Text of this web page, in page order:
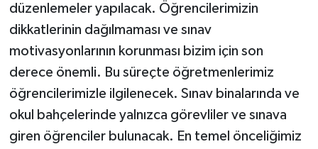
düzenlemeler yapılacak. Öğrencilerimizin
dikkatlerinin dağılmaması ve sınav
motivasyonlarının korunması bizim için son
derece önemli. Bu süreçte öğretmenlerimiz
öğrencilerimizle ilgilenecek. Sınav binalarında ve
okul bahçelerinde yalnızca görevliler ve sınava
giren öğrenciler bulunacak. En temel önceliğimiz